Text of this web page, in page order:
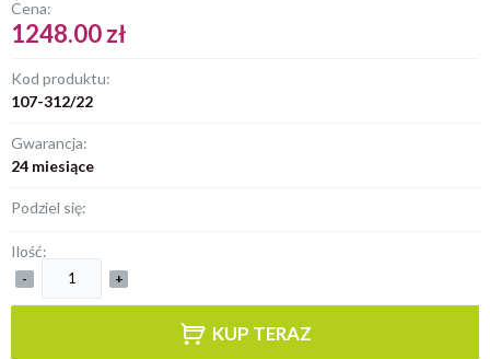
Cena:
1248.00 zł
Kod produktu:
107-312/22
Gwarancja:
24 miesiące
Podziel się:
Ilość:
- +
KUP TERAZ